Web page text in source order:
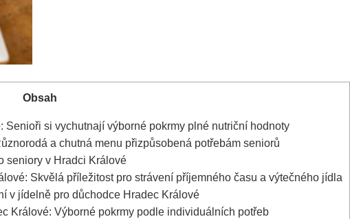
Obsah
si vychutnají výborné pokrmy plné nutriční hodnoty
a chutná menu přizpůsobená potřebám seniorů
seniory v Hradci Králové
Skvělá příležitost pro strávení příjemného času a výtečného jídla
v jídelně pro důchodce Hradec Králové
Králové: Výborné pokrmy podle individuálních potřeb